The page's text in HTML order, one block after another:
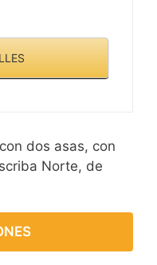
dos asas, con
Norte, de